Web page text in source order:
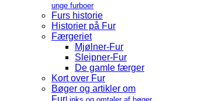
unge furboer
Furs historie
Historier på Fur
Færgeriet
Mjølner-Fur
Sleipner-Fur
De gamle færger
Kort over Fur
Bøger og artikler om
Fur